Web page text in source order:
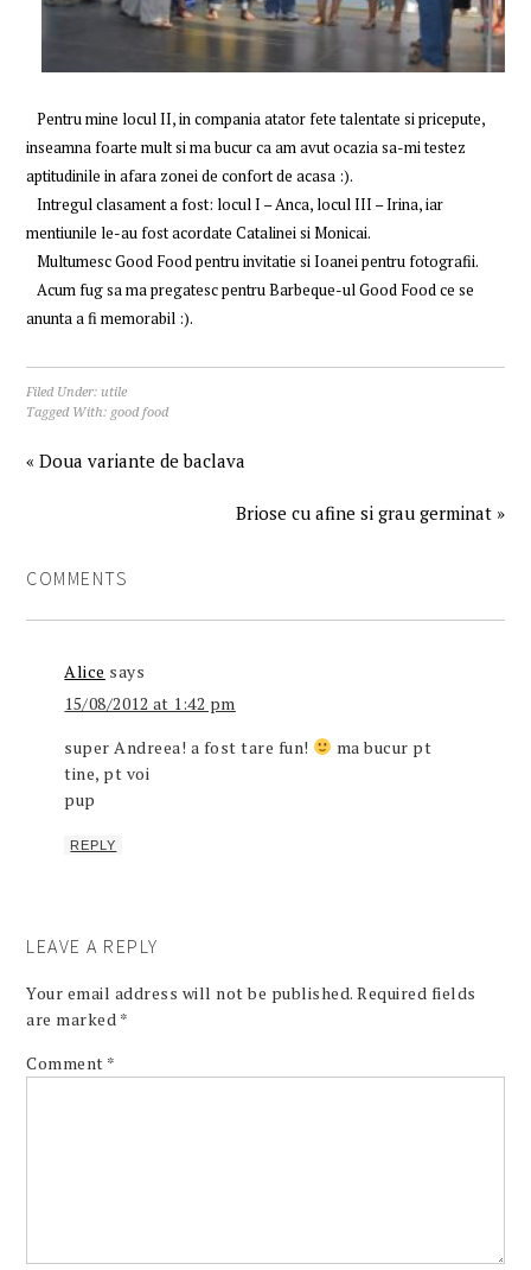
Pentru mine locul II, in compania atator fete talentate si pricepute,
inseamna foarte mult si ma bucur ca am avut ocazia sa-mi testez
aptitudinile in afara zonei de confort de acasa :).
Intregul clasament a fost: locul I – Anca, locul III – Irina, iar
mentiunile le-au fost acordate Catalinei si Monicai.
Multumesc Good Food pentru invitatie si Ioanei pentru fotografii.
Acum fug sa ma pregatesc pentru Barbeque-ul Good Food ce se
anunta a fi memorabil :).
Filed Under: utile
Tagged With: good food
« Doua variante de baclava
Briose cu afine si grau germinat »
COMMENTS
Alice says
15/08/2012 at 1:42 pm
super Andreea! a fost tare fun!
ma bucur pt
tine, pt voi
pup
REPLY
LEAVE A REPLY
Your email address will not be published. Required fields
are marked *
Comment *